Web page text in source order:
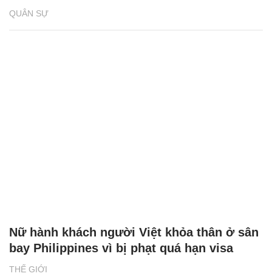
QUÂN SỰ
THẾ GIỚI
Nữ hành khách người Việt khỏa thân ở sân
bay Philippines vì bị phạt quá hạn visa